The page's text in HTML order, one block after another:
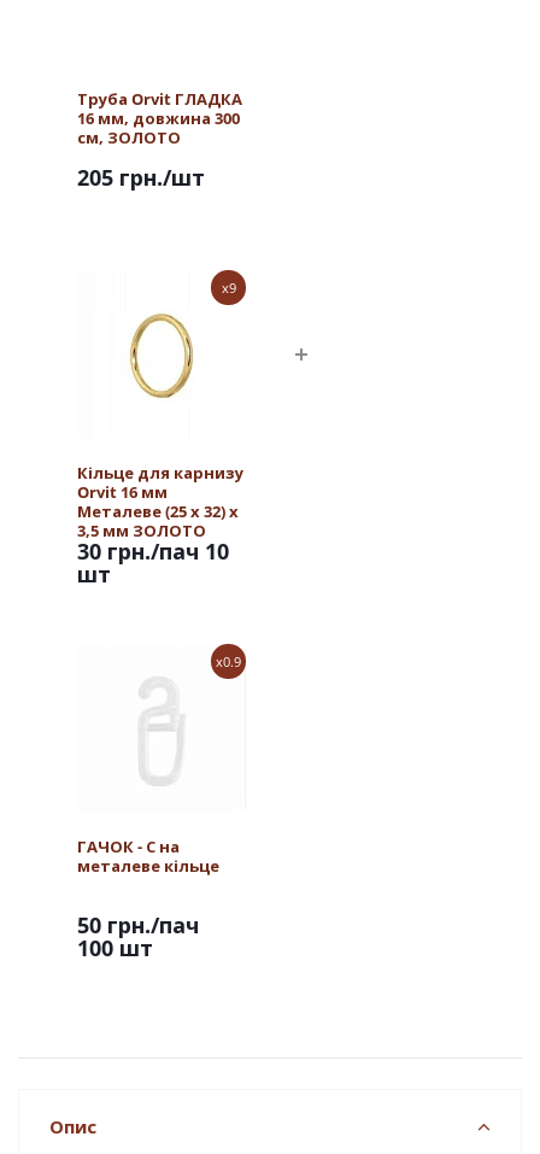
Труба Orvit ГЛАДКА
16 мм, довжина 300
см, ЗОЛОТО
205 грн./шт
x9
Кільце для карнизу
Orvit 16 мм
Металеве (25 х 32) х
3,5 мм ЗОЛОТО
30 грн./пач 10
шт
x0.9
ГАЧОК - С на
металеве кільце
50 грн./пач
100 шт
Опис